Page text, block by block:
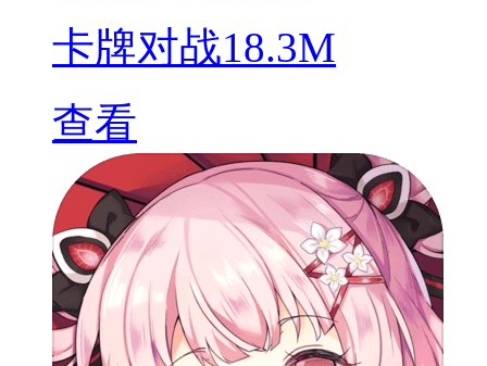
卡牌对战18.3M
查看